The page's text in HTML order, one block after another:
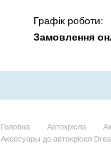
Графік роботи:
Замовлення
Головна Автокрісла
Аксесуары до автокрісел